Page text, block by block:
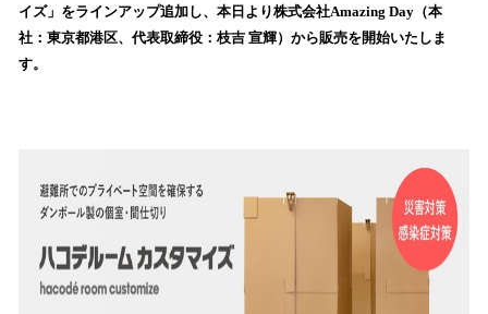
込
み
中
イズ」をラインアップ追加し、本日より株式会社Amazing Day（本
社：東京都港区、代表取締役：枝吉 宣輝）から販売を開始いたしま
す。